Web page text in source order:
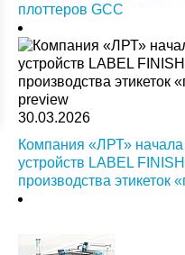
плоттеров GCC
30.03.2026
Компания «ЛРТ»
устройств LABEL
производства этикеток